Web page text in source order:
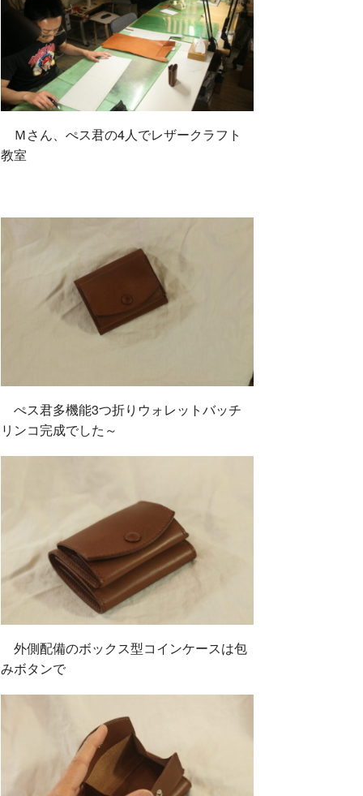
Ｍさん、ぺス君の4人でレザークラフト
教室
ぺス君多機能3つ折りウォレットバッチ
リンコ完成でした～
外側配備のボックス型コインケースは包
みボタンで